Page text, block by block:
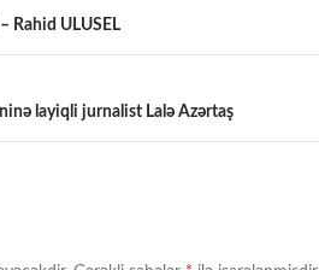
Rahid ULUSEL
layiqli jurnalist Lalə Azərtaş